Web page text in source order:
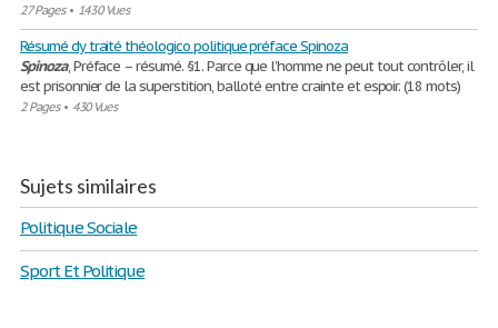
27 Pages• 1430 Vues
Résumé dy traité théologico politique préface Spinoza
Spinoza, Préface – résumé. §1. Parce que l’homme ne peut tout contrôler, il
est prisonnier de la superstition, balloté entre crainte et espoir. (18 mots)
2 Pages• 430 Vues
Sujets similaires
Politique Sociale
Sport Et Politique